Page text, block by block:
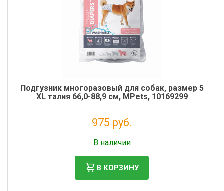
Подгузник многоразовый для собак, размер 5
XL талия 66,0-88,9 см, MPets, 10169299
975 руб.
В наличии
В КОРЗИНУ